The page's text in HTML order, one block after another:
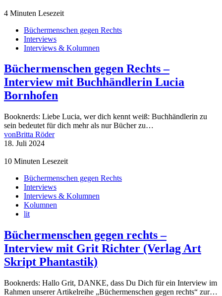
4 Minuten Lesezeit
Büchermenschen gegen Rechts
Interviews
Interviews & Kolumnen
Büchermenschen gegen Rechts –
Interview mit Buchhändlerin Lucia
Bornhofen
Booknerds: Liebe Lucia, wer dich kennt weiß: Buchhändlerin zu
sein bedeutet für dich mehr als nur Bücher zu…
vonBritta Röder
18. Juli 2024
10 Minuten Lesezeit
Büchermenschen gegen Rechts
Interviews
Interviews & Kolumnen
Kolumnen
lit
Büchermenschen gegen rechts –
Interview mit Grit Richter (Verlag Art
Skript Phantastik)
Booknerds: Hallo Grit, DANKE, dass Du Dich für ein Interview im
Rahmen unserer Artikelreihe „Büchermenschen gegen rechts“ zur…